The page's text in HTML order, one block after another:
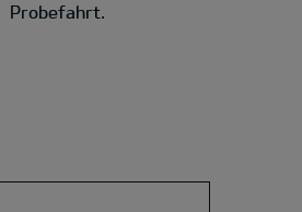
Probefahrt.